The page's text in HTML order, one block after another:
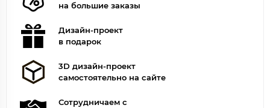
на большие заказы
Дизайн-проект
в подарок
3D дизайн-проект
самостоятельно на сайте
Сотрудничаем с